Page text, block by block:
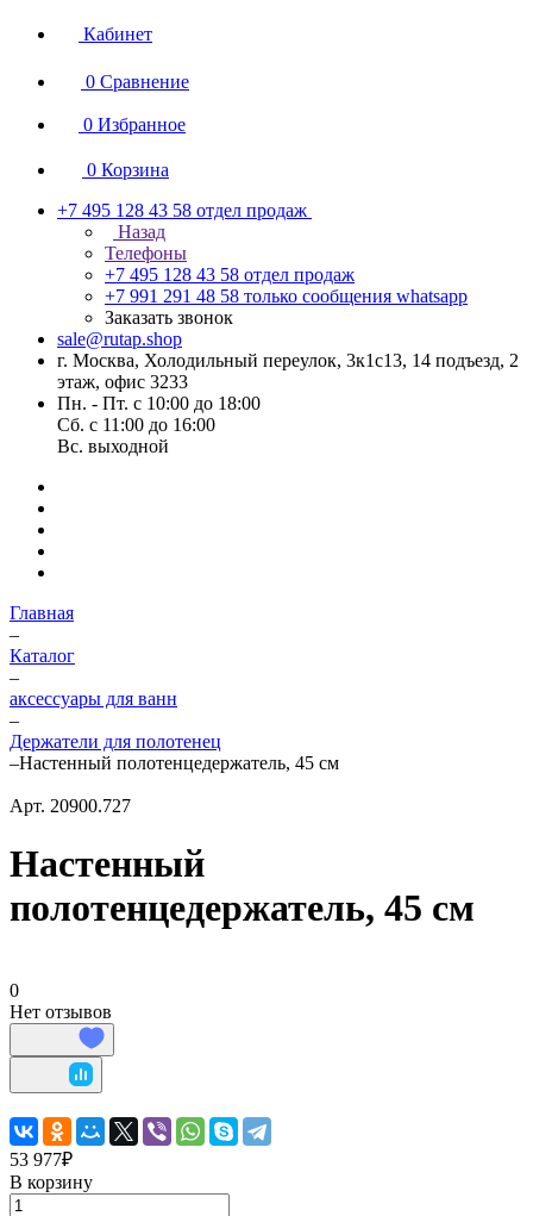
Кабинет
0 Сравнение
0 Избранное
0 Корзина
+7 495 128 43 58 отдел продаж
Назад
Телефоны
+7 495 128 43 58 отдел продаж
+7 991 291 48 58 только сообщения whatsapp
Заказать звонок
sale@rutap.shop
г. Москва, Холодильный переулок, 3к1с13, 14 подъезд, 2
этаж, офис 3233
Пн. - Пт. с 10:00 до 18:00
Сб. с 11:00 до 16:00
Вс. выходной
Главная
–
Каталог
–
аксессуары для ванн
–
Держатели для полотенец
–Настенный полотенцедержатель, 45 см
Арт. 20900.727
Настенный
полотенцедержатель, 45 см
0
Нет отзывов
53 977₽
В корзину